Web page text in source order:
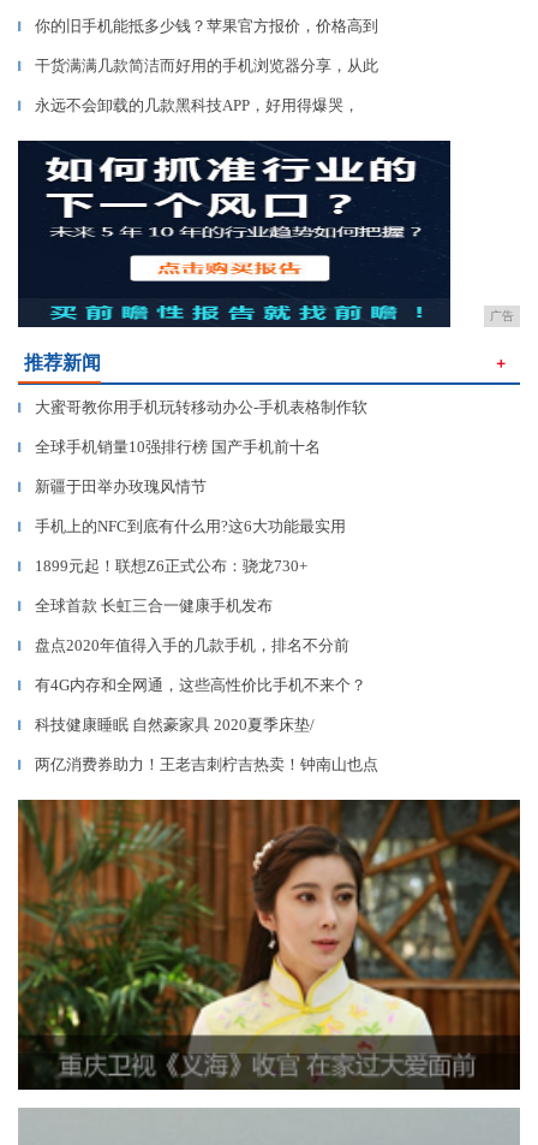
▎ 你的旧手机能抵多少钱？苹果官方报价，价格高到
▎ 干货满满几款简洁而好用的手机浏览器分享，从此
▎ 永远不会卸载的几款黑科技APP，好用得爆哭，
广告
推荐新闻 ＋
▎ 大蜜哥教你用手机玩转移动办公-手机表格制作软
▎ 全球手机销量10强排行榜 国产手机前十名
▎ 新疆于田举办玫瑰风情节
▎ 手机上的NFC到底有什么用?这6大功能最实用
▎ 1899元起！联想Z6正式公布：骁龙730+
▎ 全球首款 长虹三合一健康手机发布
▎ 盘点2020年值得入手的几款手机，排名不分前
▎ 有4G内存和全网通，这些高性价比手机不来个？
▎ 科技健康睡眠 自然豪家具 2020夏季床垫/
▎ 两亿消费券助力！王老吉刺柠吉热卖！钟南山也点